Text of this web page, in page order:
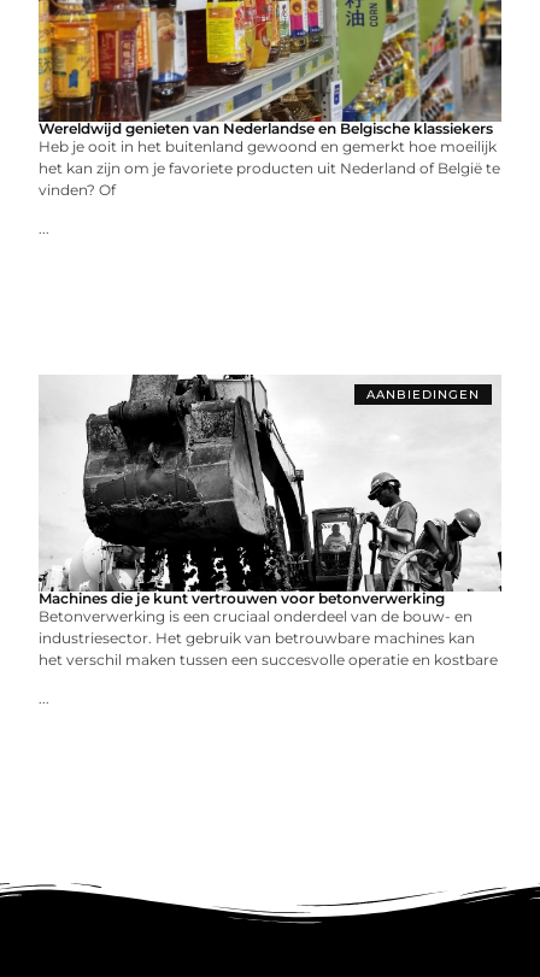
Wereldwijd genieten van Nederlandse en Belgische klassiekers
Heb je ooit in het buitenland gewoond en gemerkt hoe moeilijk
het kan zijn om je favoriete producten uit Nederland of België te
vinden? Of
...
AANBIEDINGEN
Machines die je kunt vertrouwen voor betonverwerking
Betonverwerking is een cruciaal onderdeel van de bouw- en
industriesector. Het gebruik van betrouwbare machines kan
het verschil maken tussen een succesvolle operatie en kostbare
...